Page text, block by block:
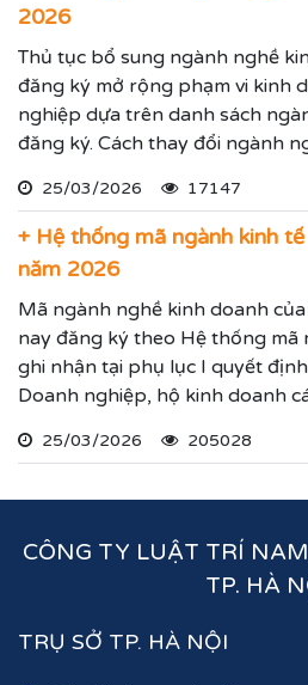
2026
Thủ tục bổ sung ngành nghề
đăng ký mở rộng phạm vi kinh
nghiệp dựa trên danh sách
đăng ký. Cách thay đổi ngành
25/03/2026 17147
+ Hệ thống mã ngành kinh
năm 2026
Mã ngành nghề kinh doanh
nay đăng ký theo Hệ thống mã
ghi nhận tại phụ lục I quyết
Doanh nghiệp, hộ kinh doanh
ghi nhận lĩnh vực hoạt động,
25/03/2026 205028
CÔNG TY LUẬT TRÍ
TP. HÀ
TRỤ SỞ TP. HÀ NỘI